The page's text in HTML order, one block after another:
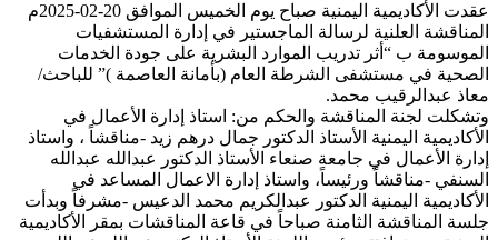
عقدت الأكاديمية اليمنية صباح يوم الخميس الموافق 20-02-2025م
المناقشة العلنية لرسالة الماجستير في إدارة المستشفيات
الموسومة ب “أثر تدريب الموارد البشرية على جودة الخدمات
الصحية في مستشفى الشرطة العام (بأمانة العاصمة )” للباحث/
معاذ عبدالرقيب محمد.
وتشكلت لجنة المناقشة والحكم من: استاذ إدارة الأعمال في
الأكاديمية اليمنية الأستاذ الدكتور جمال درهم زيد -مناقشاً ، واستاذ
إدارة الأعمال في جامعة صنعاء الأستاذ الدكتور عبدالله عبدالله
السنفي -مناقشاً ورئيساً، واستاذ إدارة الاعمال المساعد في
الأكاديمية اليمنية الدكتور عبدالكريم محمد الدعيس -مشرفاً وبدأت
جلسة المناقشة الثامنة صباحاً في قاعة المناقشات بمقر الأكاديمية